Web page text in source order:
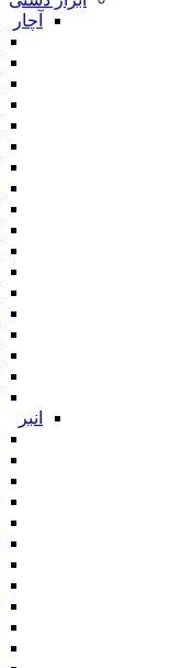
آچار
انبر